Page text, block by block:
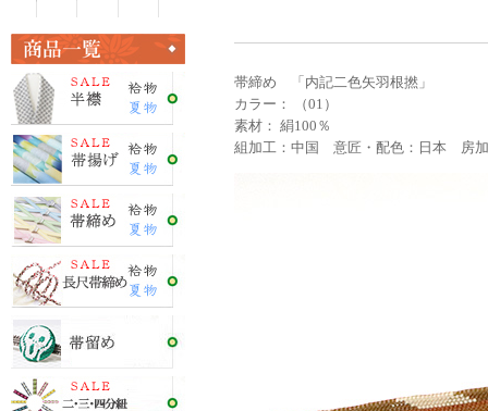
帯締め 「内記二色矢羽根撚」
カラー： （01）
素材： 絹100％
組加工：中国 意匠・配色：日本 房